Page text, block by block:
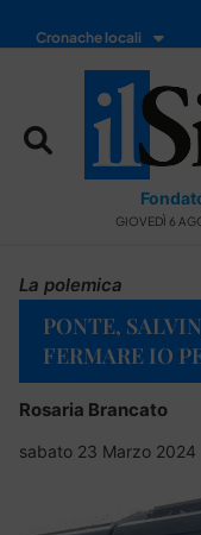
Cronache locali
GIOVEDÌ 6
La polemica
PONTE,
FERMARE IO
Rosaria Brancato
sabato 23 Marzo 2024